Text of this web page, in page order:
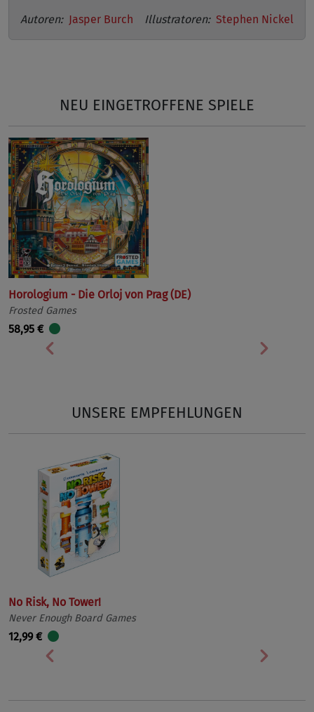
Autoren: Jasper Burch Illustratoren: Stephen Nickel
NEU EINGETROFFENE SPIELE
Horologium - Die Orloj von Prag (DE)
Frosted Games
58,95 €
Vorherige
UNSERE EMPFEHLUNGEN
No Risk, No Tower!
Never Enough Board Games
12,99 €
Vorherige